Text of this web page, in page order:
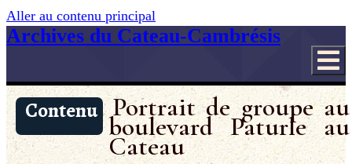
Aller au contenu principal
Archives du Cateau-Cambrésis
Contenu Portrait de groupe au
boulevard Paturle au
Cateau